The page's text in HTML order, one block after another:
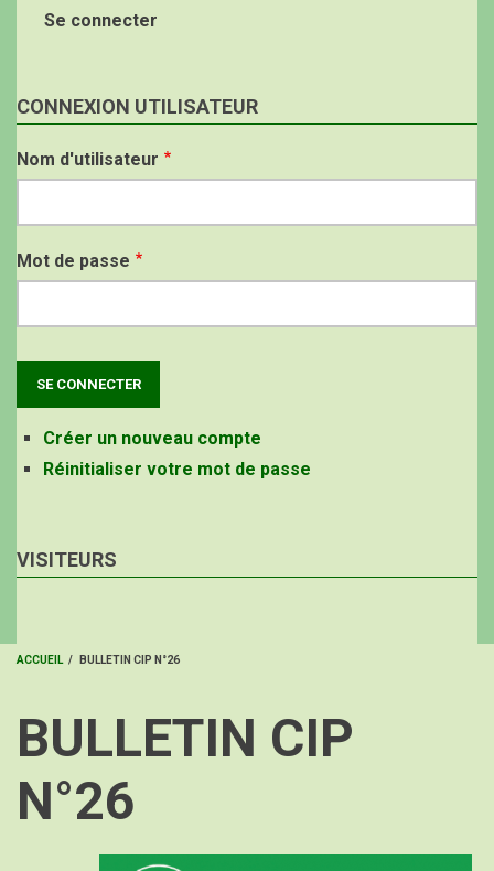
Se connecter
CONNEXION UTILISATEUR
Nom d'utilisateur
Mot de passe
Créer un nouveau compte
Réinitialiser votre mot de passe
VISITEURS
D'ARIANE
ACCUEIL / BULLETIN CIP N°26
BULLETIN CIP
N°26